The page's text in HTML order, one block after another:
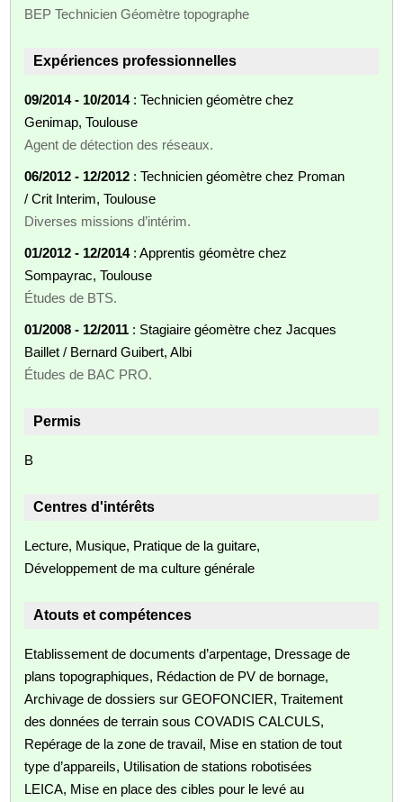
BEP Technicien Géomètre topographe
Expériences professionnelles
09/2014 - 10/2014: Technicien géomètre chez
Genimap, Toulouse
Agent de détection des réseaux.
06/2012 - 12/2012 : Technicien géomètre chez Proman
/ Crit Interim, Toulouse
Diverses missions d’intérim.
01/2012 - 12/2014: Apprentis géomètre chez
Sompayrac, Toulouse
Études de BTS.
01/2008 - 12/2011 : Stagiaire géomètre chez Jacques
Baillet / Bernard Guibert, Albi
Études de BAC PRO.
Permis
B
Centres d'intérêts
Lecture, Musique, Pratique de la guitare,
Développement de ma culture générale
Atouts et compétences
Etablissement de documents d’arpentage, Dressage de
plans topographiques, Rédaction de PV de bornage,
Archivage de dossiers sur GEOFONCIER, Traitement
des données de terrain sous COVADIS CALCULS,
Repérage de la zone de travail, Mise en station de tout
type d’appareils, Utilisation de stations robotisées
LEICA, Mise en place des cibles pour le levé au